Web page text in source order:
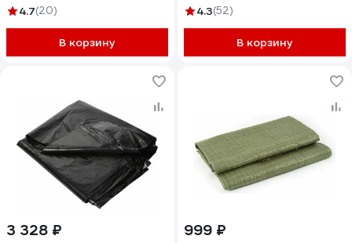
черные) Luscan 1623268
4.7(20)
В корзину
55х95 см, 50 шт (тканный)
4.3(52)
В корзину
3 328 ₽ 999 ₽